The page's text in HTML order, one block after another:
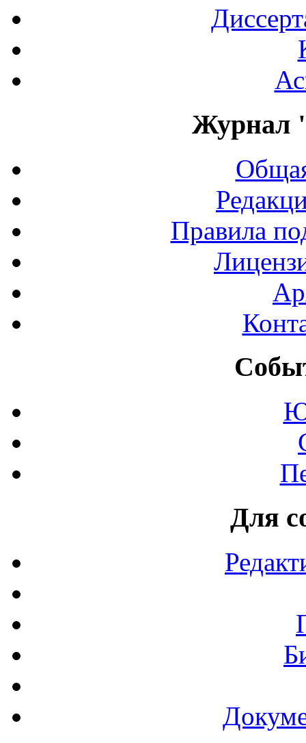
Журнал
Правила
Для